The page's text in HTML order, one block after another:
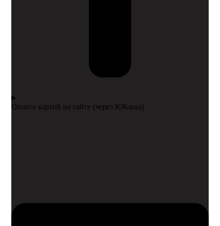
Оплата картой на сайте (через ЮKassa)